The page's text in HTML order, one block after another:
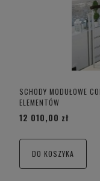
SCHODY MODUŁOWE
ELEMENTÓW
12 010,00 zł
DO KOSZYKA